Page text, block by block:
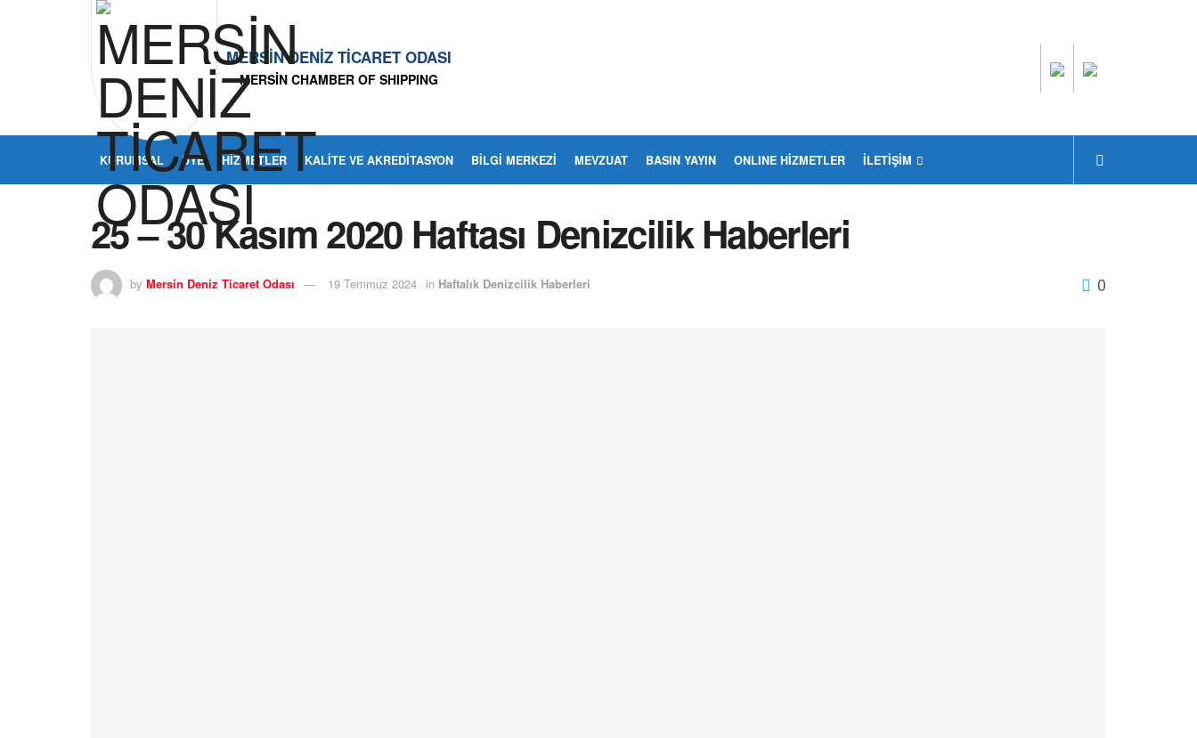
MERSİN DENİZ TİCARET ODASI
MERSİN CHAMBER OF SHIPPING
KURUMSAL ÜYE HIZMETLER KALITE VE AKREDITASYON BİLGİ MERKEZİ MEVZUAT BASIN YAYIN ONLINE HİZMETLER İLETIŞIM
25 – 30 Kasım 2020 Haftası Denizcilik Haberleri
by Mersin Deniz Ticaret Odası 19 Temmuz 2024 in Haftalık Denizcilik Haberleri 0